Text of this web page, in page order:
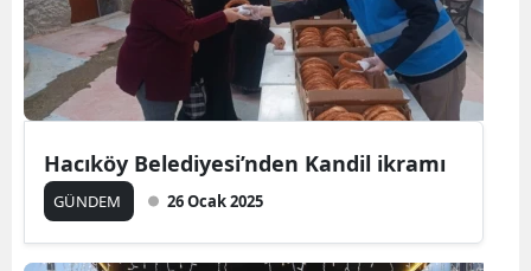
Hacıköy Belediyesi’nden Kandil ikramı
GÜNDEM 26 Ocak 2025